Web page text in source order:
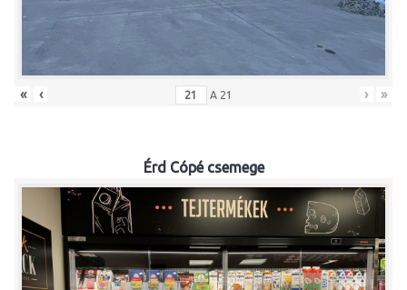
« ‹ A 21 › »
Érd Cópé csemege